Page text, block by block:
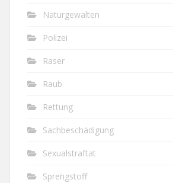
Naturgewalten
Polizei
Raser
Raub
Rettung
Sachbeschädigung
Sexualstraftat
Sprengstoff